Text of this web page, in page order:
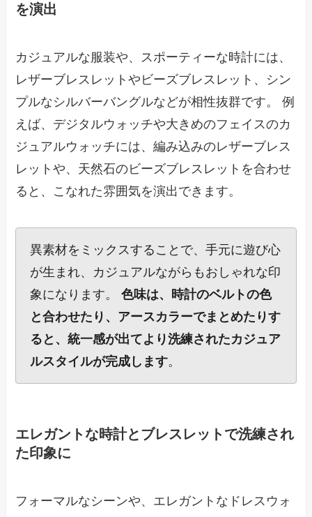
を演出
カジュアルな服装や、スポーティーな時計には、
レザーブレスレットやビーズブレスレット、シン
プルなシルバーバングルなどが相性抜群です。 例
えば、デジタルウォッチや大きめのフェイスのカ
ジュアルウォッチには、編み込みのレザーブレス
レットや、天然石のビーズブレスレットを合わせ
ると、こなれた雰囲気を演出できます。
異素材をミックスすることで、手元に遊び心
が生まれ、カジュアルながらもおしゃれな印
象になります。色味は、時計のベルトの色
と合わせたり、アースカラーでまとめたりす
ると、統一感が出てより洗練されたカジュア
ルスタイルが完成します。
エレガントな時計とブレスレットで洗練され
た印象に
フォーマルなシーンや、エレガントなドレスウォ